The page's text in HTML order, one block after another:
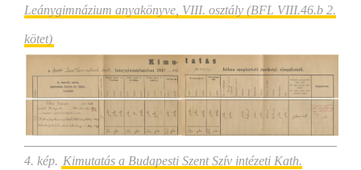
Leánygimnázium anyakönyve, VIII. osztály (BFL VIII.46.b 2.
kötet)
4. kép. Kimutatás a Budapesti Szent Szív intézeti Kath.